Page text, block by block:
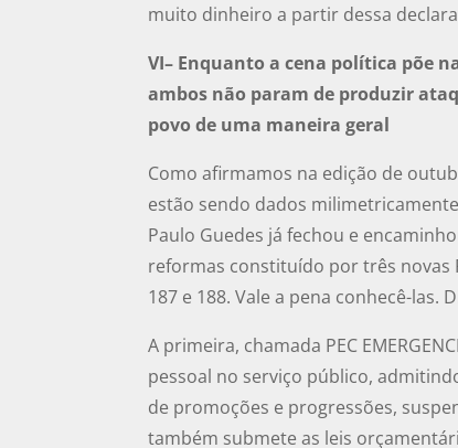
muito dinheiro a partir dessa
VI– Enquanto a cena política põe
ambos não param de produzir
povo de uma maneira geral
Como afirmamos na edição de
estão sendo dados
Paulo Guedes já fechou e
reformas constituído por três novas
187 e 188. Vale a pena conhecê-las.
A primeira, chamada PEC
pessoal no serviço público,
de promoções e progressões,
também submete as leis